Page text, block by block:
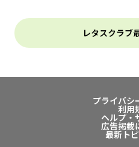
レタスクラブ
プライバシ
利用
ヘルプ・
広告掲載
最新ト